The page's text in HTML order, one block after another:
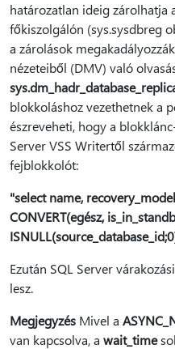
határozatlan ideig zárolhatja
főkiszolgálón (sys.sysdbreg
a zárolások
nézeteiből (DMV) való
blokkoláshoz vezethetnek a
észreveheti, hogy a
Server VSS Writertől
fejblokkolót:
"select name,
CONVERT(egész,
Ezután SQL Server
lesz.
Megjegyzés Mivel a
van kapcsolva, a wait_time